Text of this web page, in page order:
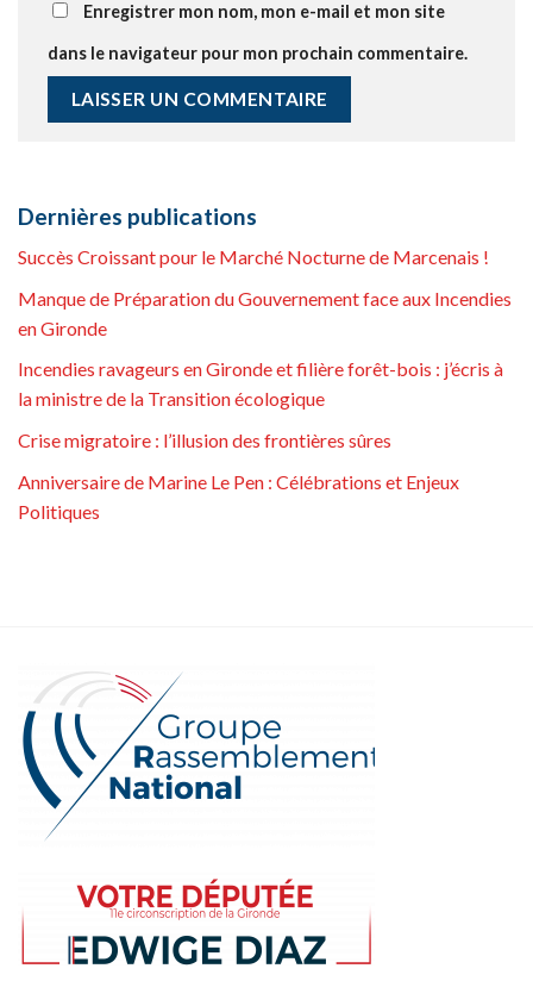
Enregistrer mon nom, mon e-mail et mon site
dans le navigateur pour mon prochain commentaire.
Dernières publications
Succès Croissant pour le Marché Nocturne de Marcenais !
Manque de Préparation du Gouvernement face aux Incendies
en Gironde
Incendies ravageurs en Gironde et filière forêt-bois : j’écris à
la ministre de la Transition écologique
Crise migratoire : l’illusion des frontières sûres
Anniversaire de Marine Le Pen : Célébrations et Enjeux
Politiques